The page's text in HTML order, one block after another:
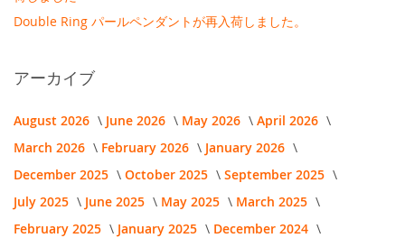
Double Ring パールペンダントが再入荷しました。
アーカイブ
August 2026 June 2026 May 2026
April 2026
March 2026
February 2026
January 2026
December 2025
October 2025
September 2025
July 2025
June 2025 May 2025
March 2025
February 2025
January 2025
December 2024